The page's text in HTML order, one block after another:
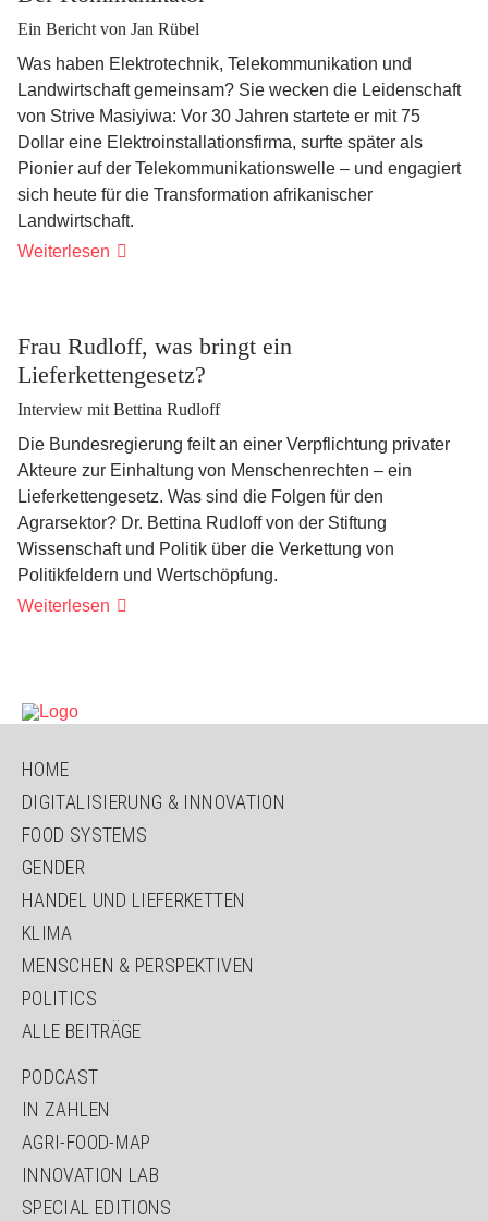
Ein Bericht von Jan Rübel
Was haben Elektrotechnik, Telekommunikation und
Landwirtschaft gemeinsam? Sie wecken die Leidenschaft
von Strive Masiyiwa: Vor 30 Jahren startete er mit 75
Dollar eine Elektroinstallationsfirma, surfte später als
Pionier auf der Telekommunikationswelle – und engagiert
sich heute für die Transformation afrikanischer
Landwirtschaft.
Weiterlesen Der
Frau Rudloff, was bringt ein
Lieferkettengesetz?
Interview mit Bettina Rudloff
Die Bundesregierung feilt an einer Verpflichtung privater
Akteure zur Einhaltung von Menschenrechten – ein
Lieferkettengesetz. Was sind die Folgen für den
Agrarsektor? Dr. Bettina Rudloff von der Stiftung
Wissenschaft und Politik über die Verkettung von
Politikfeldern und Wertschöpfung.
Weiterlesen Frau
NAVIGATION
ÜBERSPRINGEN
HOME
DIGITALISIERUNG & INNOVATION
FOOD SYSTEMS
GENDER
HANDEL UND LIEFERKETTEN
KLIMA
MENSCHEN & PERSPEKTIVEN
POLITICS
ALLE BEITRÄGE
NAVIGATION
ÜBERSPRINGEN
PODCAST
IN ZAHLEN
AGRI-FOOD-MAP
INNOVATION LAB
SPECIAL EDITIONS